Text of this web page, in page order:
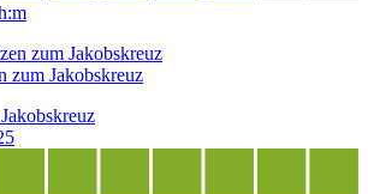
zum Jakobskreuz